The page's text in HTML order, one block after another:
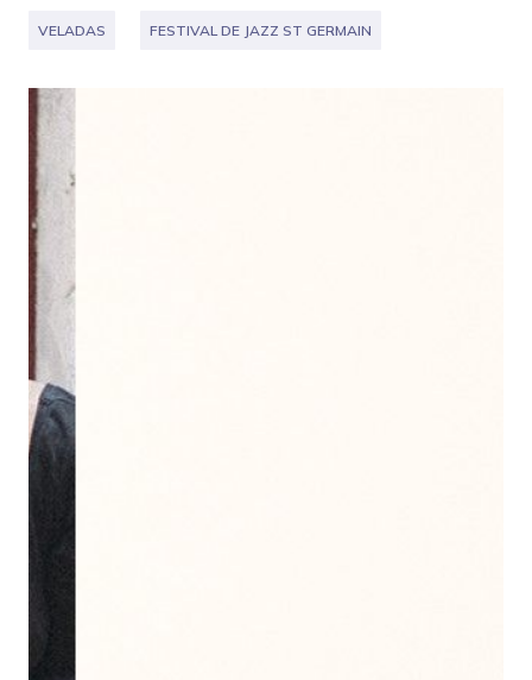
VELADAS FESTIVAL DE JAZZ ST GERMAIN